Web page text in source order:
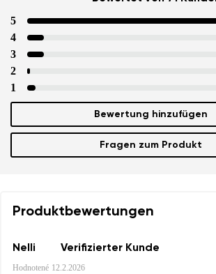
5
4
3
2
1
Bewertung hinzufügen
Fragen zum Produkt
Produktbewertungen
Nelli Verifizierter Kunde
Hodnotené 12.2.2026